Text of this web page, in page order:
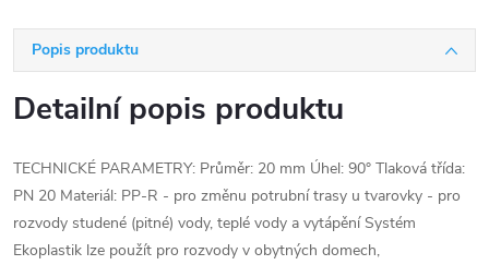
Popis produktu
Detailní popis produktu
TECHNICKÉ PARAMETRY: Průměr: 20 mm Úhel: 90° Tlaková třída:
PN 20 Materiál: PP-R - pro změnu potrubní trasy u tvarovky - pro
rozvody studené (pitné) vody, teplé vody a vytápění Systém
Ekoplastik lze použít pro rozvody v obytných domech,